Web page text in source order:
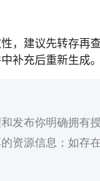
，建议先转存再
补充后重新生成。
发布你明确拥有
资源信息；如存